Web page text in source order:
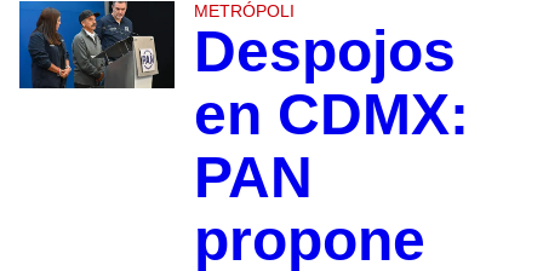
METRÓPOLI
Despojos
en CDMX:
PAN
propone